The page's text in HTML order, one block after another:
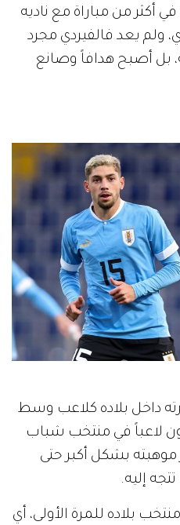
أكثر من مباراة مع ناديه
ولم يعد فالفيردي مجرد
بل أصبح هدافاً وصانع
داخل بلاده كلاعب وسط
لاعباً في منتخب شباب
موهبته بشكل أكبر حتى
إليه.
بلاده للمرة الأولى، أي